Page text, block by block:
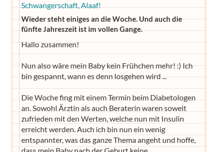
Schwangerschaft, Alaaf!
Wieder steht einiges an die Woche. Und auch die
fünfte Jahreszeit ist im vollen Gange.
Hallo zusammen!
Nun also wäre mein Baby kein Frühchen mehr! :) Ich
bin gespannt, wann es denn losgehen wird ...
Die Woche fing mit einem Termin beim Diabetologen
an. Sowohl Ärztin als auch Beraterin waren soweit
zufrieden mit den Werten, welche nun mit Insulin
erreicht werden. Auch ich bin nun ein wenig
entspannter, was das ganze Thema angeht und hoffe,